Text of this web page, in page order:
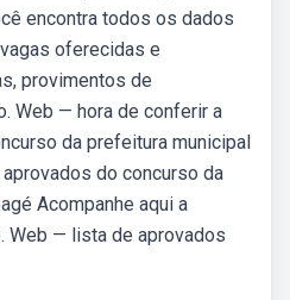
encontra todos os dados
oferecidas e
provimentos de
Web — hora de conferir a
da prefeitura municipal
do concurso da
Acompanhe aqui a
Web — lista de aprovados